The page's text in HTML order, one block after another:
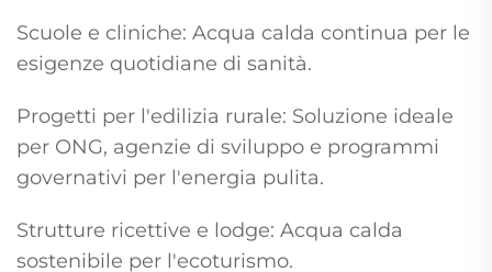
Scuole e cliniche: Acqua calda continua per le
esigenze quotidiane di sanità.
Progetti per l'edilizia rurale: Soluzione ideale
per ONG, agenzie di sviluppo e programmi
governativi per l'energia pulita.
Strutture ricettive e lodge: Acqua calda
sostenibile per l'ecoturismo.